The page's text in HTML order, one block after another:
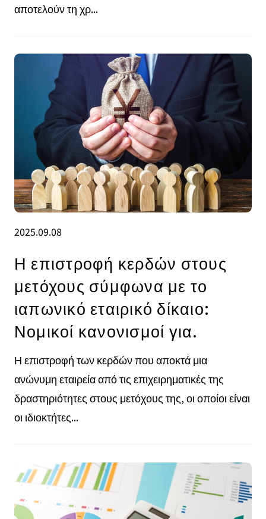
αποτελούν τη χρ...
2025.09.08
Η επιστροφή κερδών στους
μετόχους σύμφωνα με το
ιαπωνικό εταιρικό δίκαιο:
Νομικοί κανονισμοί για.
Η επιστροφή των κερδών που αποκτά μια
ανώνυμη εταιρεία από τις επιχειρηματικές της
δραστηριότητες στους μετόχους της, οι οποίοι είναι
οι ιδιοκτήτες...